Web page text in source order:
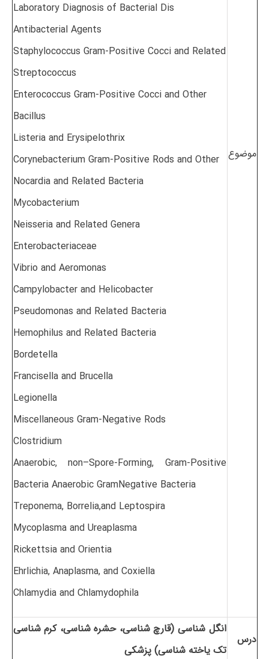
موضوع
Laboratory Diagnosis of Bacterial Dis
Antibacterial Agents
Staphylococcus Gram-Positive Cocci and Related
Streptococcus
Enterococcus Gram-Positive Cocci and Other
Bacillus
Listeria and Erysipelothrix
Corynebacterium Gram-Positive Rods and Other
Nocardia and Related Bacteria
Mycobacterium
Neisseria and Related Genera
Enterobacteriaceae
Vibrio and Aeromonas
Campylobacter and Helicobacter
Pseudomonas and Related Bacteria
Hemophilus and Related Bacteria
Bordetella
Francisella and Brucella
Legionella
Miscellaneous Gram-Negative Rods
Clostridium
Anaerobic, non–Spore-Forming, Gram-Positive
Bacteria Anaerobic GramNegative Bacteria
Treponema, Borrelia,and Leptospira
Mycoplasma and Ureaplasma
Rickettsia and Orientia
Ehrlichia, Anaplasma, and Coxiella
Chlamydia and Chlamydophila
درس
انگل شناسی (قارچ شناسی، حشره شناسی، کرم شناسی
تک یاخته شناسی) پزشکی